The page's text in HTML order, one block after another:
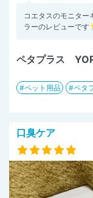
コエタスのモニタ
ラーのレビューで
ペタプラス
ペット用品 ペタ
口臭ケア